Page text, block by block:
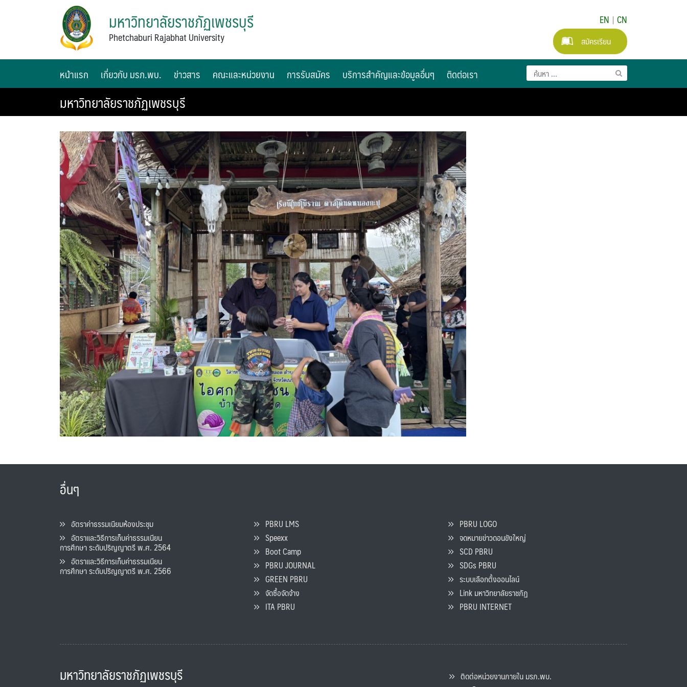
มหาวิทยาลัยราชภัฏเพชรบุรี
Phetchaburi Rajabhat University
EN | CN
สมัครเรียน
หน้าแรก เกี่ยวกับ มรภ.พบ. ข่าวสาร คณะและหน่วยงาน การรับสมัคร บริการสำคัญและข้อมูลอื่นๆ ติดต่อเรา
มหาวิทยาลัยราชภัฏเพชรบุรี
อื่นๆ
อัตราค่าธรรมเนียมห้องประชุม
อัตราและวิธีการเก็บค่าธรรมเนียน
การศึกษา ระดับปริญญาตรี พ.ศ. 2564
อัตราและวิธีการเก็บค่าธรรมเนียน
การศึกษา ระดับปริญญาตรี พ.ศ. 2566
PBRU LMS
Speexx
Boot Camp
PBRU JOURNAL
GREEN PBRU
จัดซื้อจัดจ้าง
ITA PBRU
PBRU LOGO
จดหมายข่าวดอนขังใหญ่
SCD PBRU
SDGs PBRU
ระบบเลือกตั้งออนไลน์
Link มหาวิทยาลัยราชภัฏ
PBRU INTERNET
มหาวิทยาลัยราชภัฏเพชรบุรี
ติดต่อหน่วยงานภายใน มรภ.พบ.